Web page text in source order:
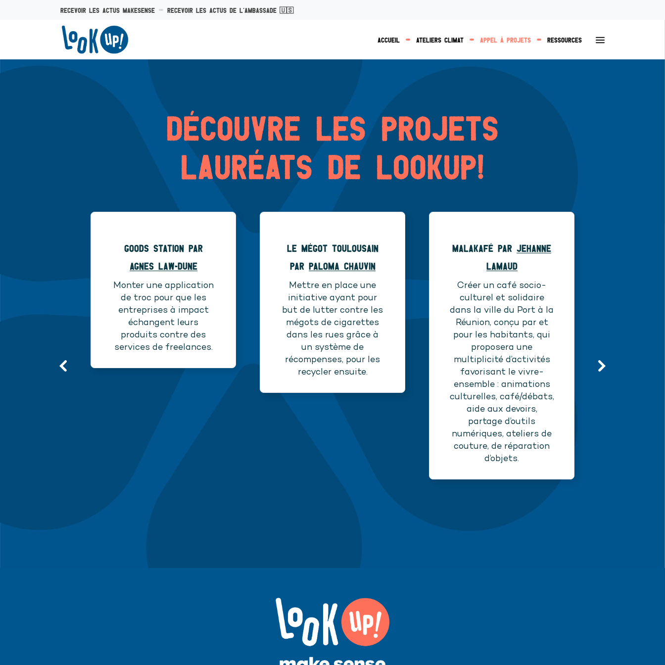
Recevoir les actus makesense Recevoir les actus de l’ambassade 🇺🇸
Accueil Ateliers Climat Appel à projets Ressources Open
Dècouvre les projets
laurèats de LookUp!
Goods Station par
Agnes Law-Dune
Monter une application
de troc pour que les
entreprises à impact
échangent leurs
produits contre des
services de freelances.
Le mègot Toulousain
par Paloma Chauvin
Mettre en place une
initiative ayant pour
but de lutter contre les
mégots de cigarettes
dans les rues grâce à
un système de
récompenses, pour les
recycler ensuite.
MalaKafè par Jehanne
Lamaud
Créer un café socio-
culturel et solidaire
dans la ville du Port à la
Réunion, conçu par et
pour les habitants, qui
proposera une
multiplicité d’activités
favorisant le vivre-
ensemble : animations
culturelles, café/débats,
aide aux devoirs,
partage d’outils
numériques, ateliers de
couture, de réparation
d’objets.